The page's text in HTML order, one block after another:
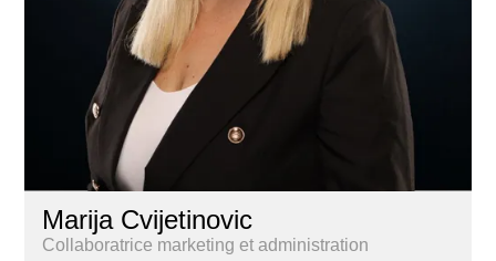
Marija Cvijetinovic
Collaboratrice marketing et administration